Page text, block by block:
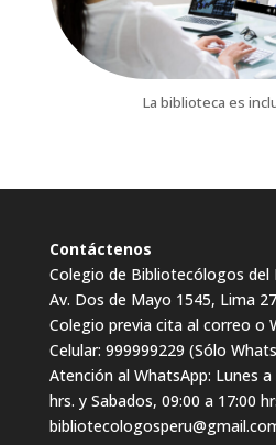
La biblioteca es
Contáctenos
Colegio de Bibliotecólogos del
Av. Dos de Mayo 1545, Lima
Colegio previa cita al correo o
Celular: 999999229 (Sólo
Atención al WhatsApp: Lunes a
hrs. y Sabados, 09:00 a 17:00